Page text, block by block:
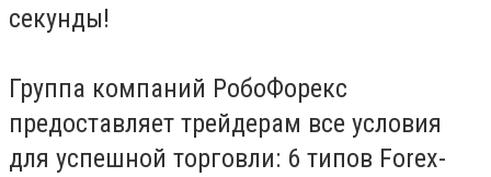
секунды!
Группа компаний РобоФорекс
предоставляет трейдерам все условия
для успешной торговли: 6 типов Forex-